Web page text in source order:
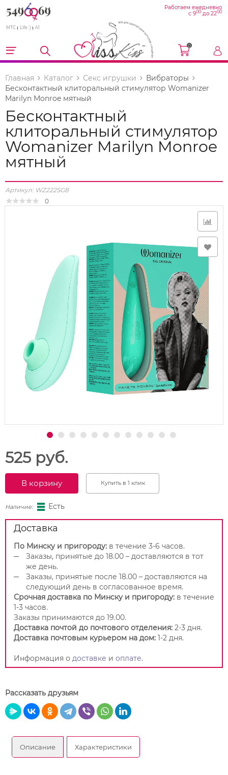
МТС Life :) A1
Работаем ежедневно
с 900 до 2200
0
Главная Каталог Секс игрушки
Вибраторы
Бесконтактный клиторальный стимулятор Womanizer
Marilyn Monroe мятный
Бесконтактный
клиторальный стимулятор
Womanizer Marilyn Monroe
мятный
Артикул: WZ222SG8
0
525 руб.
В корзину Купить в 1 клик
Наличие: Есть
Доставка
По Минску и пригороду: в течение 3-6 часов.
Заказы, принятые до 18.00 – доставляются в тот
же день.
Заказы, принятые после 18.00 – доставляются на
следующий день в согласованное время.
Срочная доставка по Минску и пригороду: в течение
1-3 часов.
Заказы принимаются до 19.00.
Доставка почтой до почтового отделения: 2-3 дня.
Доставка почтовым курьером на дом: 1-2 дня.
Информация о доставке и оплате.
Рассказать друзьям
Описание Характеристики